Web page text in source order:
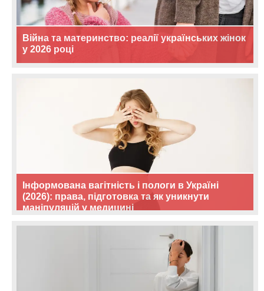
Війна та материнство: реалії українських жінок
у 2026 році
Інформована вагітність і пологи в Україні
(2026): права, підготовка та як уникнути
маніпуляцій у медицині